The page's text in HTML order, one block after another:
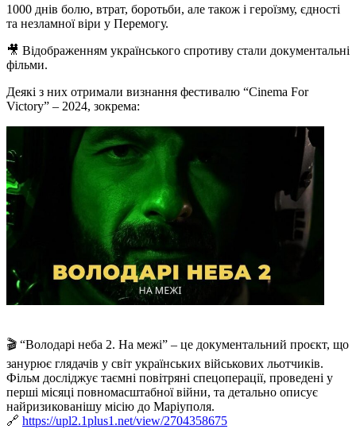
1000 днів болю, втрат, боротьби, але також і героїзму, єдності
та незламної віри у Перемогу.
🎥 Відображенням українського спротиву стали документальні
фільми.
Деякі з них отримали визнання фестивалю “Cinema For
Victory” – 2024, зокрема:
🎬 “Володарі неба 2. На межі” – це документальний проєкт, що
занурює глядачів у світ українських військових льотчиків.
Фільм досліджує таємні повітряні спецоперації, проведені у
перші місяці повномасштабної війни, та детально описує
найризикованішу місію до Маріуполя.
🔗 https://upl2.1plus1.net/view/2704358675